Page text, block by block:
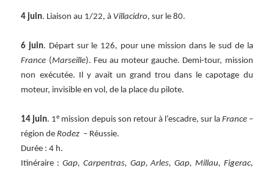
4 juin. Liaison au 1/22, à Villacidro, sur le 80.
6 juin. Départ sur le 126, pour une mission dans le sud de la
France (Marseille). Feu au moteur gauche. Demi-tour, mission
non exécutée. Il y avait un grand trou dans le capotage du
moteur, invisible en vol, de la place du pilote.
14 juin. 1e mission depuis son retour à l’escadre, sur la France–
région deRodez – Réussie.
Durée : 4 h.
Itinéraire : Gap, Carpentras, Gap, Arles, Gap, Millau, Figerac,